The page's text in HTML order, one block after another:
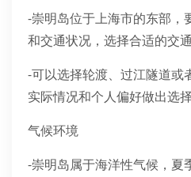
-崇明岛位于上海市的东部，
和交通状况，选择合适的交通
-可以选择轮渡、过江隧道或
实际情况和个人偏好做出选择
气候环境
-崇明岛属于海洋性气候，夏